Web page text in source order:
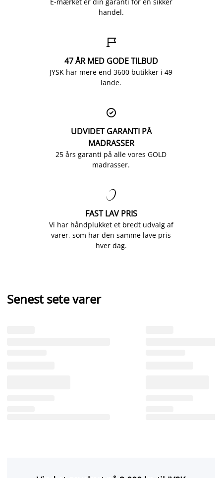
handel.

47 ÅR MED GODE TILBUD
JYSK har mere end 3600 butikker i 49
lande.

UDVIDET GARANTI PÅ
MADRASSER
25 års garanti på alle vores GOLD
madrasser.

FAST LAV PRIS
Vi har håndplukket et bredt udvalg af
varer, som har den samme lave pris
hver dag.
Senest sete varer